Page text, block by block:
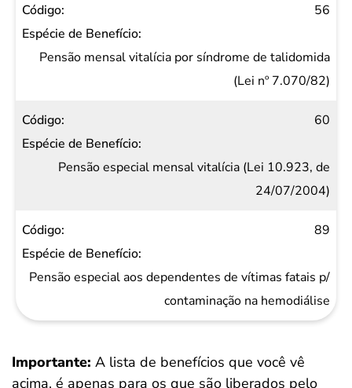
56
Pensão mensal vitalícia por síndrome de talidomida
(Lei nº 7.070/82)
60
Pensão especial mensal vitalícia (Lei 10.923, de
24/07/2004)
89
Pensão especial aos dependentes de vítimas fatais p/
contaminação na hemodiálise
Importante: A lista de benefícios que você vê
acima, é apenas para os que são liberados pelo